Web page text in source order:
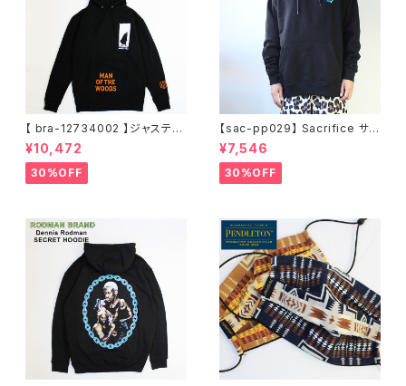
【 bra-12734002 】ジャスティ
ンティンバーレイク Justin Ran
dall Timberlake MAN OF T
HE WOODS パーカー フーディ
ー アーティスト スウェットパー
¥10,472
30%OFF
【sac-pp029】 Sacrifice サク
リファイス 大きいサイズ メンズ
ユニセックス スウェット パーカ
ー 窓グラフィック 長袖 M L XL
XXL 2L 大きめ 長袖Tシャツ デ
サイズ ビッグシルエット 黒 通勤
通学 秋冬
¥7,546
30%OFF